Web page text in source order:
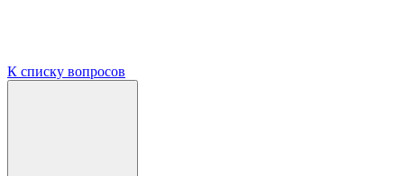
К списку вопросов